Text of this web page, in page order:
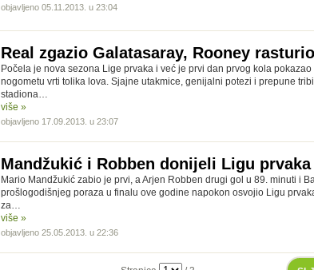
objavljeno 05.11.2013. u 23:04
Real zgazio Galatasaray, Rooney
Počela je nova sezona Lige prvaka i već je prvi dan prvog kola pokazao
nogometu vrti tolika lova. Sjajne utakmice, genijalni potezi i prepune
stadiona…
više »
objavljeno 17.09.2013. u 23:07
Mandžukić i Robben donijeli Ligu prvaka
Mario Mandžukić zabio je prvi, a Arjen Robben drugi gol u 89. minuti i
prošlogodišnjeg poraza u finalu ove godine napokon osvojio Ligu
za…
više »
objavljeno 25.05.2013. u 22:36